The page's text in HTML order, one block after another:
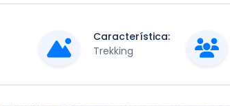
Característica:
Trekking